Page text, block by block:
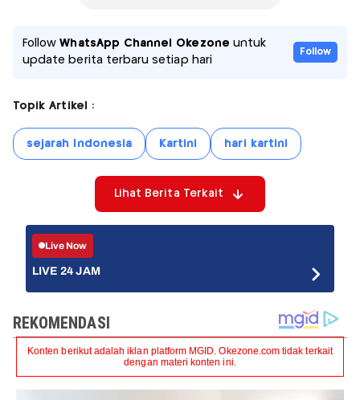
FollowWhatsApp Channel Okezone untuk
update berita terbaru setiap hari
Follow
Topik Artikel :
sejarah Indonesia Kartini hari kartini
Lihat Berita Terkait
Live Now
LIVE 24 JAM